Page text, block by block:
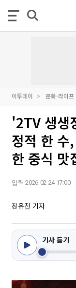
이투데이 문화·라이프
'2TV 생생
정적 한 수
한 중식
입력 2026-02-24 17:00
장유진 기자
기사 듣기